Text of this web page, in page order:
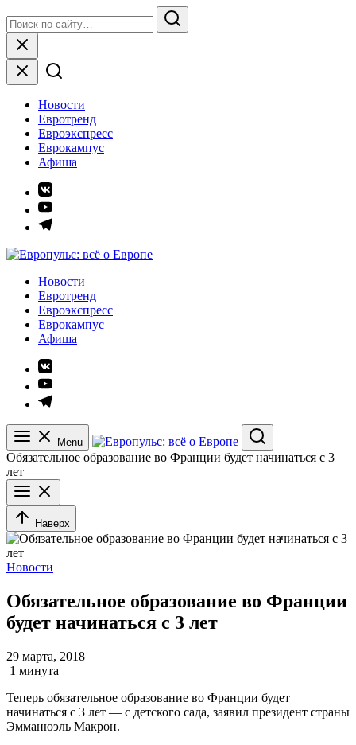
to
content
for:
Search
Close
Новости
Евротренд
Евроэкспресс
Еврокампус
Афиша
Элемент
меню
Элемент
меню
Элемент
Европульс: всё о Европе
Новости
Евротренд
Евроэкспресс
Еврокампус
Афиша
Элемент
меню
Элемент
меню
Элемент
Menu
Search
Обязательное образование во Франции будет начинаться с 3
лет
Наверх
Новости
Обязательное образование во Франции
будет начинаться с 3 лет
29 марта, 2018
1 минута
Теперь обязательное образование во Франции будет
начинаться с 3 лет — с детского сада, заявил президент страны
Эмманюэль Макрон.